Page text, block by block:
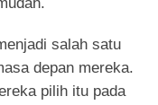
salah satu
depan mereka.
pilih itu pada